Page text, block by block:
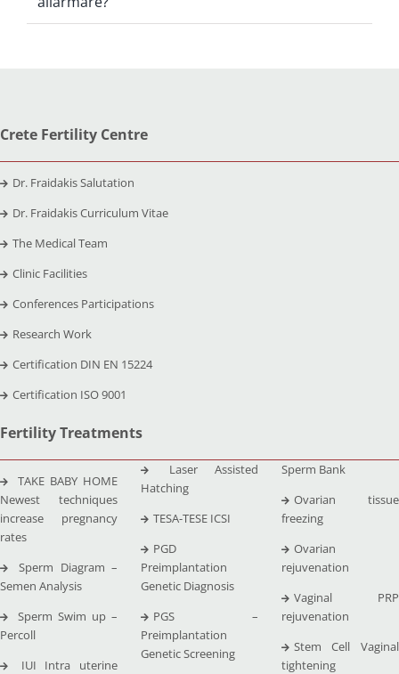
Crete Fertility Centre
Dr. Fraidakis Salutation
Dr. Fraidakis Curriculum Vitae
The Medical Team
Clinic Facilities
Conferences Participations
Research Work
Certification DIN EN 15224
Certification ISO 9001
Fertility Treatments
TAKE BABY HOME
Newest techniques
increase pregnancy
rates
Sperm Diagram –
Semen Analysis
Sperm Swim up –
Percoll
IUI Intra uterine
Laser Assisted
Hatching
TESA-TESE ICSI
PGD
Preimplantation
Genetic Diagnosis
PGS –
Preimplantation
Genetic Screening
Sperm Bank
Ovarian tissue
freezing
Ovarian
rejuvenation
Vaginal PRP
rejuvenation
Stem Cell Vaginal
tightening